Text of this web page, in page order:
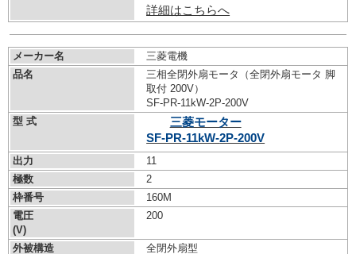
詳細はこちらへ
メーカー名
三菱電機
品名
三相全閉外扇モータ（全閉外扇モータ 脚
取付 200V）
SF-PR-11kW-2P-200V
型 式
三菱モーター
SF-PR-11kW-2P-200V
出力
11
極数
2
枠番号
160M
電圧
(V)
200
外被構造
全閉外扇型